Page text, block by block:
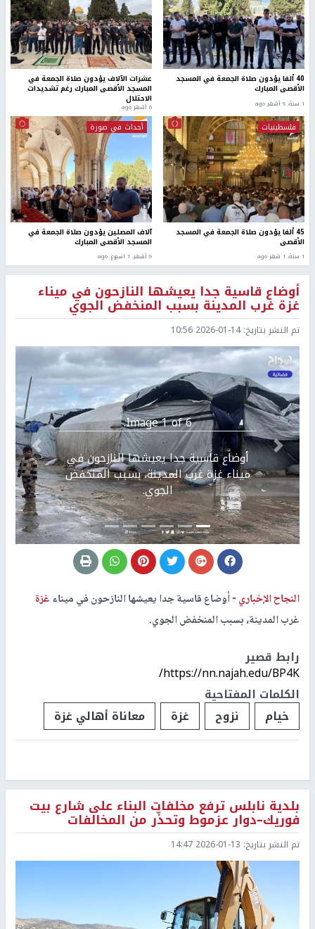
40 ألفا يؤدون صلاة الجمعة في المسجد
الأقصى المبارك
1 سنة، 9 أشهر ago
عشرات الآلاف يؤدون صلاة الجمعة في
المسجد الأقصى المبارك رغم تشديدات
الاحتلال
6 أشهر ago
فلسطينيات
45 ألفا يؤدون صلاة الجمعة في المسجد
الأقصى
1 سنة، 1 شهر ago
أحداث في صورة
آلاف المصلين يؤدون صلاة الجمعة في
المسجد الأقصى المبارك
9 أشهر، 1 اسبوع. ago
أوضاع قاسية جدا يعيشها النازحون في ميناء
غزة غرب المدينة بسبب المنخفض الجوي
تم النشر بتاريخ:2026-01-14 10:56
Image 1 of 6.
أوضاع قاسية جدا يعيشها النازحون في
ميناء غزة غرب المدينة، بسبب المنخفض
الجوي.
Previous التالي
النجاح الإخباري -أوضاع قاسية جدا يعيشها النازحون في ميناءغزة
غرب المدينة، بسبب المنخفض الجوي.
رابط قصير
https://nn.najah.edu/BP4K/
الكلمات المفتاحية
خيام
نزوح غزة معاناة أهالي غزة
بلدية نابلس ترفع مخلفات البناء على شارع بيت
فوريك–دوار عزموط وتحذّر من المخالفات
تم النشر بتاريخ: 2026-01-13 14:47